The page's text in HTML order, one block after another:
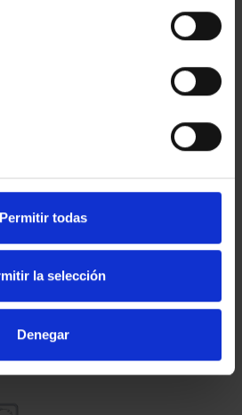
Permitir todas
la selección
Denegar
GOYA (2021)
CINCUENTI...